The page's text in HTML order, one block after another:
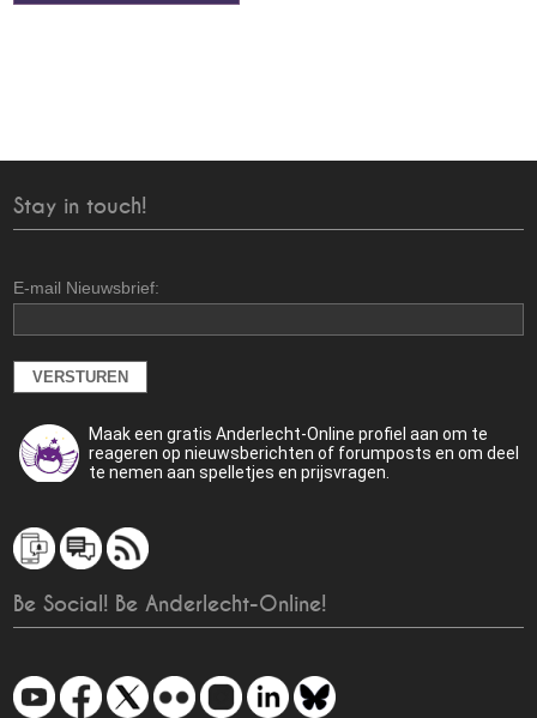
Stay in touch!
E-mail Nieuwsbrief:
Maak een gratis Anderlecht-Online profiel aan om te
reageren op nieuwsberichten of forumposts en om deel
te nemen aan spelletjes en prijsvragen.
Be Social! Be Anderlecht-Online!